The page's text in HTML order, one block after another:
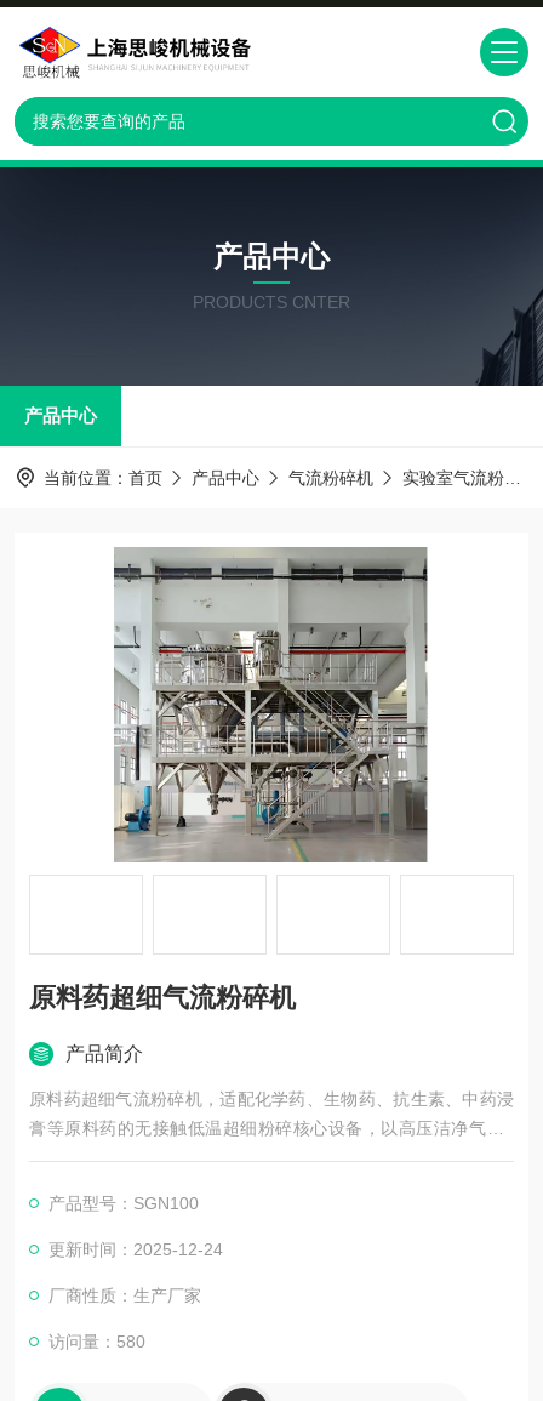
产品中心
PRODUCTS CNTER
产品中心
当前位置： 首页 产品中心 气流粉碎机 实验室气流粉碎机
原料药超细气流粉碎机
产品简介
原料药超细气流粉碎机，适配化学药、生物药、抗生素、中药浸
膏等原料药的无接触低温超细粉碎核心设备，以高压洁净气流 /
惰性气体为动力，实现粉碎 - 分级一体化，成品粒径可达亚微米 -
GMP、FDA 与原料药高纯 / 无菌生产要求，大幅提升药物溶出度
与生物利用度。
产品型号：SGN100
更新时间：2025-12-24
厂商性质：生产厂家
访问量：580